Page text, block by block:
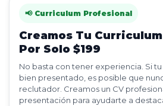
📢 Curriculum Profesional
Creamos Tu
Por Solo $199
No basta con tener experiencia. Si
bien presentado, es posible que
reclutador. Creamos un CV
presentación para ayudarte a